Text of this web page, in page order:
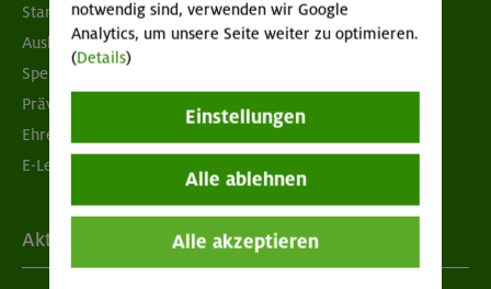
Standorte
Ausbildung & Jobs
Spenden
Prävention sexualisierter Gewalt
Ehrenamtsbörse
E-Learning
Aktuelles
notwendig sind, verwenden wir Google
Analytics, um unsere Seite weiter zu optimieren.
(Details)
Einstellungen
Alle ablehnen
Alle akzeptieren